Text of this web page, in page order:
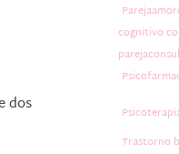
dos
cognitivo
Trastorno